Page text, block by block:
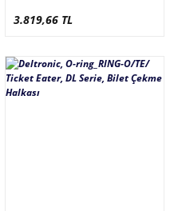
3.819,66 TL